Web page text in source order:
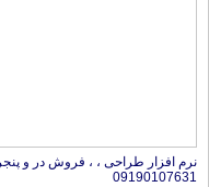
نرم افزار طراحی ، ، فروش در و پنجره
09190107631